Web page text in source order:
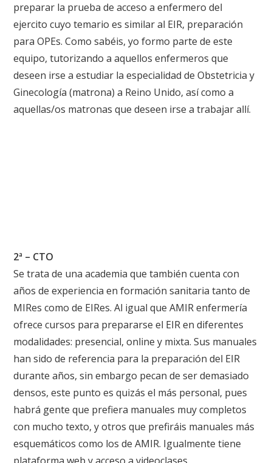
preparar la prueba de acceso a enfermero del
ejercito cuyo temario es similar al EIR, preparación
para OPEs. Como sabéis, yo formo parte de este
equipo, tutorizando a aquellos enfermeros que
deseen irse a estudiar la especialidad de Obstetricia y
Ginecología (matrona) a Reino Unido, así como a
aquellas/os matronas que deseen irse a trabajar allí.
2ª – CTO
Se trata de una academia que también cuenta con
años de experiencia en formación sanitaria tanto de
MIRes como de EIRes. Al igual que AMIR enfermería
ofrece cursos para prepararse el EIR en diferentes
modalidades: presencial, online y mixta. Sus manuales
han sido de referencia para la preparación del EIR
durante años, sin embargo pecan de ser demasiado
densos, este punto es quizás el más personal, pues
habrá gente que prefiera manuales muy completos
con mucho texto, y otros que prefiráis manuales más
esquemáticos como los de AMIR. Igualmente tiene